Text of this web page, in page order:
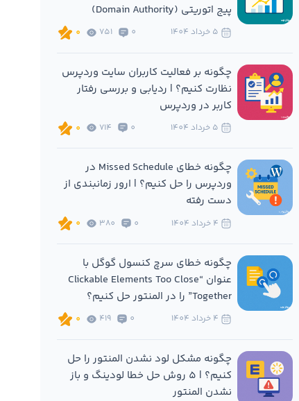
پیج اتوریتی (Domain Authority)
0
751
0
چگونه بر فعالیت کاربران سایت وردپرس
نظارت کنیم؟ | ردیابی و بررسی رفتار
کاربر در وردپرس
0
714
0
چگونه خطای Missed Schedule در
وردپرس را حل کنیم؟ | ارور زمانبندی از
دست رفته
0
380
0
چگونه خطای سرچ کنسول گوگل با
عنوان “Clickable Elements Too Close
Together” را در المنتور حل کنیم؟
0
419
0
چگونه مشکل لود نشدن المنتور را حل
کنیم؟ | 5 روش حل خطا لودینگ و باز
نشدن المنتور